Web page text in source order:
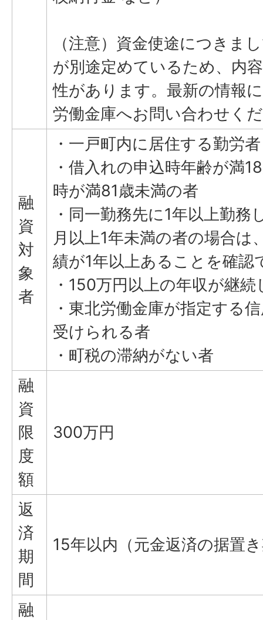
（注意）資金使途につきま
が別途定めているため、内
性があります。最新の情報
労働金庫へお問い合わせく
融
資
対
象
者
・一戸町内に居住する勤労者
・借入れの申込時年齢が満
時が満81歳未満の者
・同一勤務先に1年以上勤務
月以上1年未満の者の場合は
績が1年以上あることを確認
・150万円以上の年収が継
・東北労働金庫が指定する
受けられる者
・町税の滞納がない者
融
資
限
度
額
300万円
返
済
期
間
15年以内（元金返済の据置
融